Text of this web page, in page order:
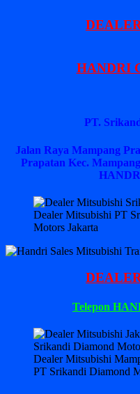
HANDRI
PT.
Jalan Raya Mampang
Prapatan Kec.
Dealer Mitsubishi PT
Motors Jakarta
Telepon
Dealer Mitsubishi
PT Srikandi Diamond